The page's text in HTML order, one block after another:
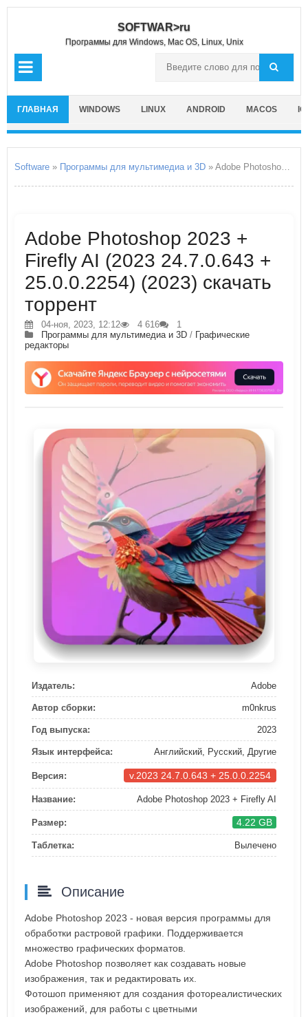
SOFTWAR>ru
Программы для Windows, Mac OS, Linux, Unix
ГЛАВНАЯ WINDOWS LINUX ANDROID MACOS
Software » Программы для мультимедиа и 3D » Adobe Photoshop 2023 + Firefly AI
Adobe Photoshop 2023 +
Firefly AI (2023 24.7.0.643 +
25.0.0.2254) (2023) скачать
торрент
04-ноя, 2023, 12:12 4 616
1
Программы для мультимедиа и 3D / Графические
редакторы
Издатель: Adobe
Автор сборки: m0nkrus
Год выпуска: 2023
Язык интерфейса: Английский, Русский, Другие
Версия: v.2023 24.7.0.643 + 25.0.0.2254
Название: Adobe Photoshop 2023 + Firefly AI
Размер: 4.22 GB
Таблетка: Вылечено
Описание
Adobe Photoshop 2023 - новая версия программы для
обработки растровой графики. Поддерживается
множество графических форматов.
Adobe Photoshop позволяет как создавать новые
изображения, так и редактировать их.
Фотошоп применяют для создания фотореалистических
изображений, для работы с цветными